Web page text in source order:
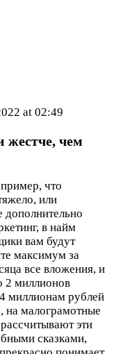
at 02:49
жестче, чем
что
или
дополнительно
в найм
вам будут
максимум за
все вложения, и
2 миллионов
миллионам рублей
на малограмотные
эти
сказками,